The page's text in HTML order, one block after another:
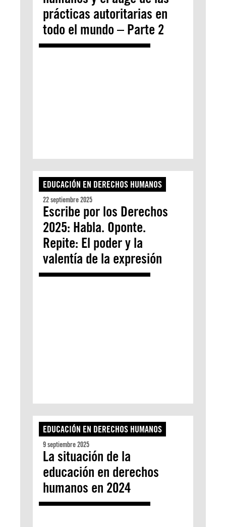
prácticas autoritarias en
todo el mundo – Parte 2
EDUCACIÓN EN DERECHOS HUMANOS
22 septiembre 2025
Escribe por los Derechos
2025: Habla. Oponte.
Repite: El poder y la
valentía de la expresión
EDUCACIÓN EN DERECHOS HUMANOS
9 septiembre 2025
La situación de la
educación en derechos
humanos en 2024